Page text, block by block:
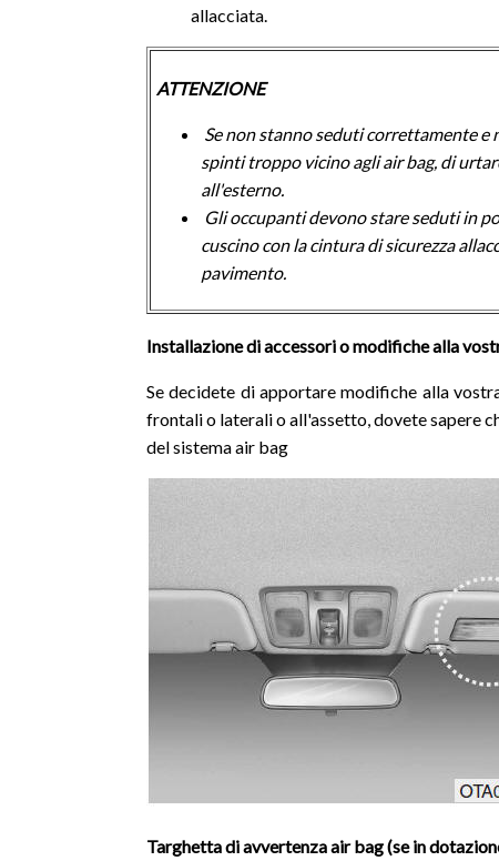
allacciata.
ATTENZIONE
Se non stanno seduti correttamente
spinti troppo vicino agli air bag, di
all'esterno.
Gli occupanti devono stare seduti in
cuscino con la cintura di sicurezza
pavimento.
Installazione di accessori o modifiche alla
Se decidete di apportare modifiche alla
frontali o laterali o all'assetto, dovete sapere
del sistema air bag
Targhetta di avvertenza air bag (se in